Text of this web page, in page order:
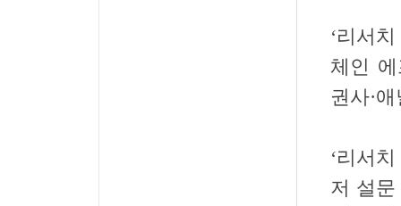
‘리서
체인
권사·
‘리서
저 설